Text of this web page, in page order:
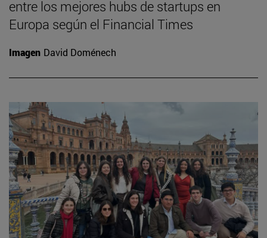
entre los mejores hubs de startups en
Europa según el Financial Times
Imagen David Doménech